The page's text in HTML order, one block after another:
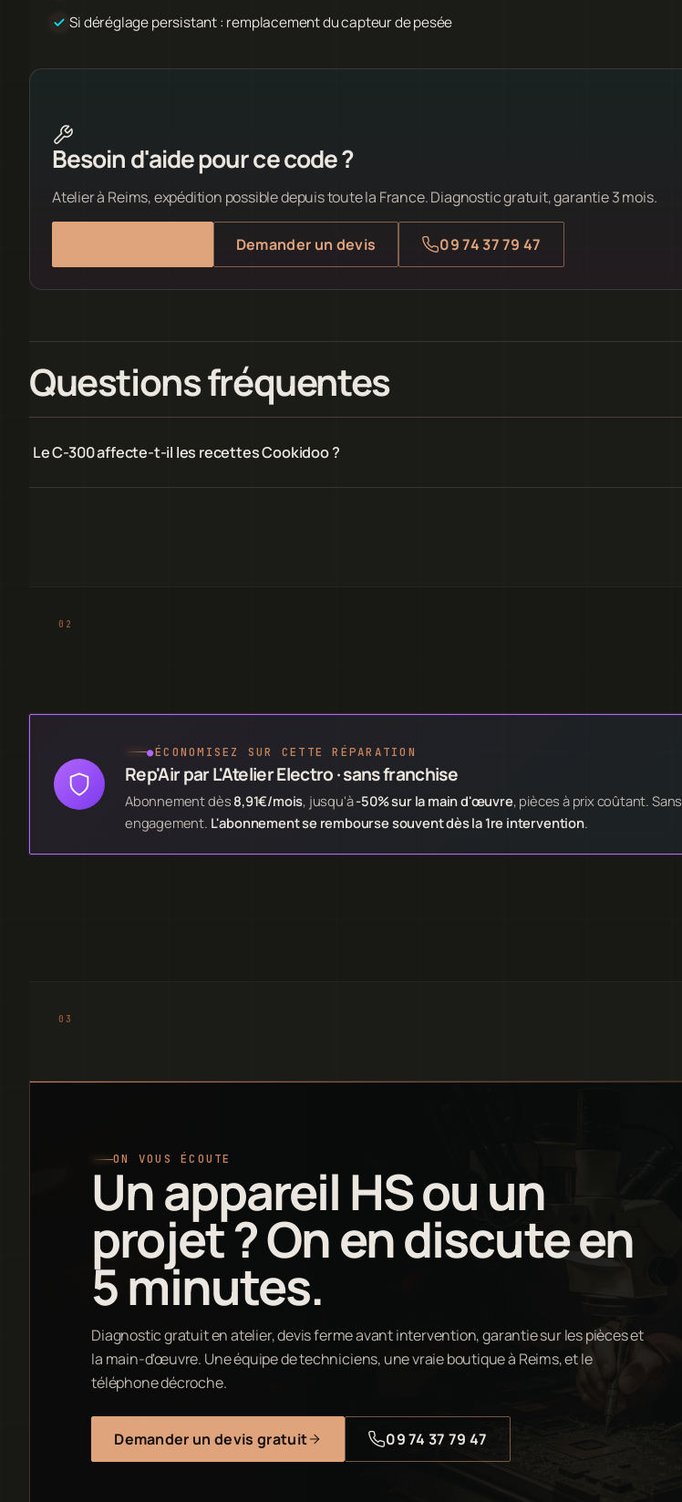
Si déréglage persistant : remplacement du capteur de pesée
Besoin d'aide pour ce code ?
Atelier à Reims, expédition possible depuis toute la France. Diagnostic gratuit, garantie 3 mois.
Demander un devis 09 74 37 79 47
Questions fréquentes
Le C-300 affecte-t-il les recettes Cookidoo ?
●ÉCONOMISEZ SUR CETTE RÉPARATION
Rep'Air par L'Atelier Electro · sans franchise
Abonnement dès 8,91€/mois, jusqu'à-50% sur la main d'œuvre, pièces à prix coûtant. Sans
engagement. L'abonnement se rembourse souvent dès la 1re intervention.
ON VOUS ÉCOUTE
Un appareil HS ou un
projet ? On en discute en
5 minutes.
Diagnostic gratuit en atelier, devis ferme avant intervention, garantie sur les pièces et
la main-d'œuvre. Une équipe de techniciens, une vraie boutique à Reims, et le
téléphone décroche.
Demander un devis gratuit 09 74 37 79 47